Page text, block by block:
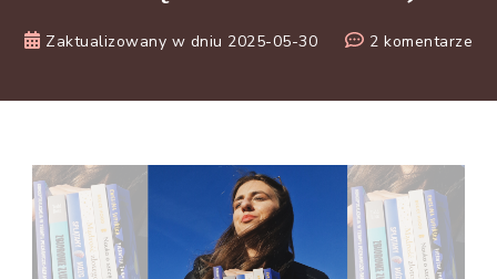
Zaktualizowany w dniu 2025-05-30 2 komentarze